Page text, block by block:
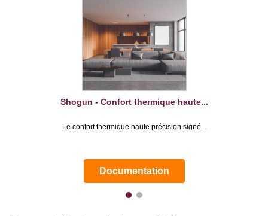
Shogun - Confort thermique haute...
Le confort thermique haute précision signé...
Documentation